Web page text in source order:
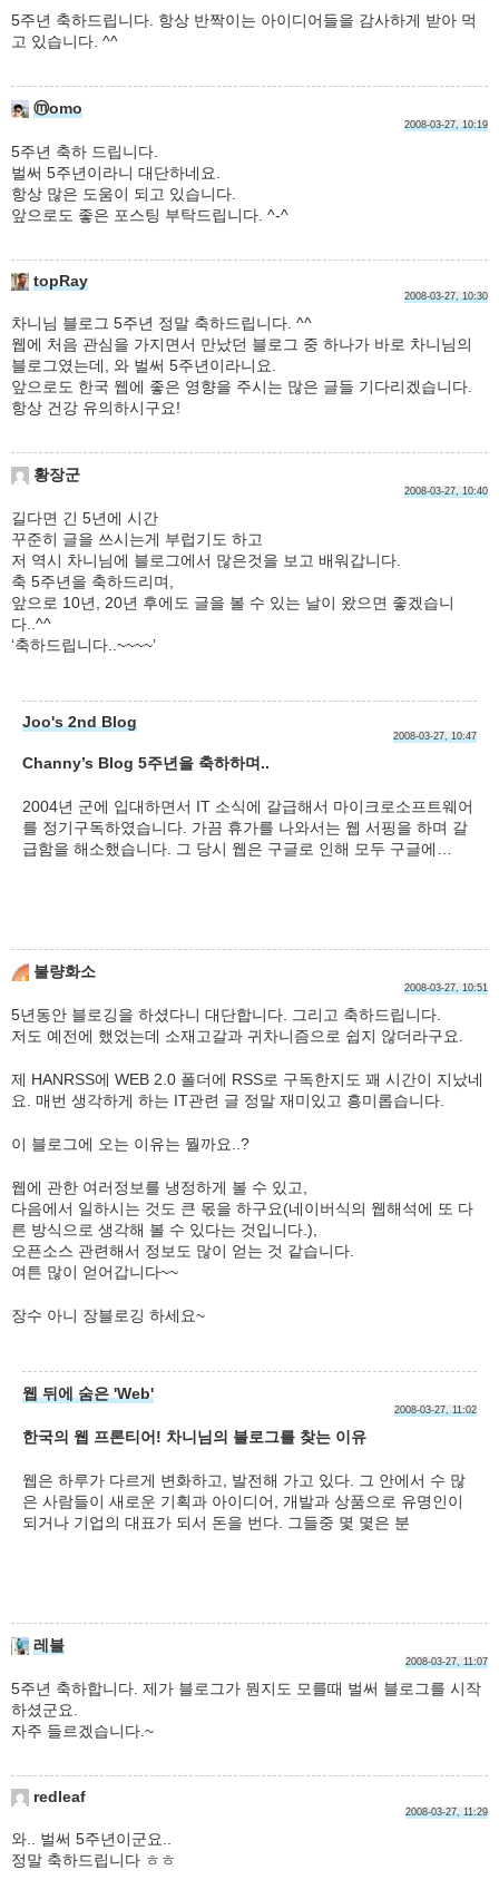
5주년 축하드립니다. 항상 반짝이는 아이디어들을 감사하게 받아 먹
고 있습니다. ^^
ⓜomo
2008-03-27, 10:19
5주년 축하 드립니다.
벌써 5주년이라니 대단하네요.
항상 많은 도움이 되고 있습니다.
앞으로도 좋은 포스팅 부탁드립니다. ^-^
topRay
2008-03-27, 10:30
차니님 블로그 5주년 정말 축하드립니다. ^^
웹에 처음 관심을 가지면서 만났던 블로그 중 하나가 바로 차니님의
블로그였는데, 와 벌써 5주년이라니요.
앞으로도 한국 웹에 좋은 영향을 주시는 많은 글들 기다리겠습니다.
항상 건강 유의하시구요!
황장군
2008-03-27, 10:40
길다면 긴 5년에 시간
꾸준히 글을 쓰시는게 부럽기도 하고
저 역시 차니님에 블로그에서 많은것을 보고 배워갑니다.
축 5주년을 축하드리며,
앞으로 10년, 20년 후에도 글을 볼 수 있는 날이 왔으면 좋겠습니
다..^^
‘축하드립니다..~~~~’
Joo's 2nd Blog
2008-03-27, 10:47
Channy’s Blog 5주년을 축하하며..
2004년 군에 입대하면서 IT 소식에 갈급해서 마이크로소프트웨어
를 정기구독하였습니다. 가끔 휴가를 나와서는 웹 서핑을 하며 갈
급함을 해소했습니다. 그 당시 웹은 구글로 인해 모두 구글에…
불량화소
2008-03-27, 10:51
5년동안 블로깅을 하셨다니 대단합니다. 그리고 축하드립니다.
저도 예전에 했었는데 소재고갈과 귀차니즘으로 쉽지 않더라구요.
제 HANRSS에 WEB 2.0 폴더에 RSS로 구독한지도 꽤 시간이 지났네
요. 매번 생각하게 하는 IT관련 글 정말 재미있고 흥미롭습니다.
이 블로그에 오는 이유는 뭘까요..?
웹에 관한 여러정보를 냉정하게 볼 수 있고,
다음에서 일하시는 것도 큰 몫을 하구요(네이버식의 웹해석에 또 다
른 방식으로 생각해 볼 수 있다는 것입니다.),
오픈소스 관련해서 정보도 많이 얻는 것 같습니다.
여튼 많이 얻어갑니다~~
장수 아니 장블로깅 하세요~
웹 뒤에 숨은 'Web'
2008-03-27, 11:02
한국의 웹 프론티어! 차니님의 블로그를 찾는 이유
웹은 하루가 다르게 변화하고, 발전해 가고 있다. 그 안에서 수 많
은 사람들이 새로운 기획과 아이디어, 개발과 상품으로 유명인이
되거나 기업의 대표가 되서 돈을 번다. 그들중 몇 몇은 분
레블
2008-03-27, 11:07
5주년 축하합니다. 제가 블로그가 뭔지도 모를때 벌써 블로그를 시작
하셨군요.
자주 들르겠습니다.~
redleaf
2008-03-27, 11:29
와.. 벌써 5주년이군요..
정말 축하드립니다 ㅎㅎ